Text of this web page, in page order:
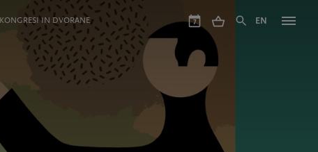
KONGRESI IN DVORANE 7 EN